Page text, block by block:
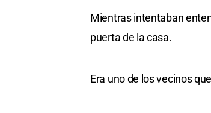
Mientras intentaban
puerta de la casa.
Era uno de los vecinos